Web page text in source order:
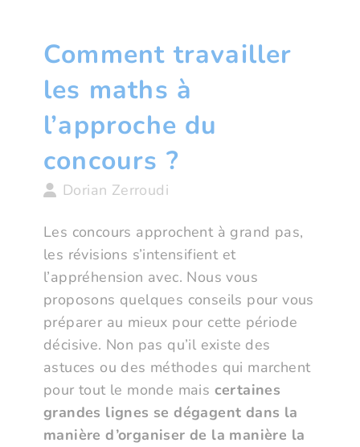
Comment travailler
les maths à
l’approche du
concours ?
Dorian Zerroudi
Les concours approchent à grand pas,
les révisions s’intensifient et
l’appréhension avec. Nous vous
proposons quelques conseils pour vous
préparer au mieux pour cette période
décisive. Non pas qu’il existe des
astuces ou des méthodes qui marchent
pour tout le monde mais certaines
grandes lignes se dégagent dans la
manière d’organiser de la manière la